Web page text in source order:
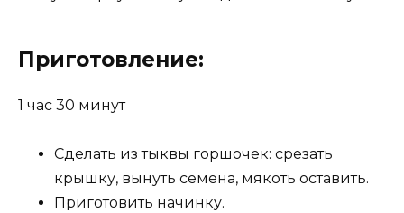
Приготовление:
1 час 30 минут
Сделать из тыквы горшочек: срезать
крышку, вынуть семена, мякоть оставить.
Приготовить начинку.